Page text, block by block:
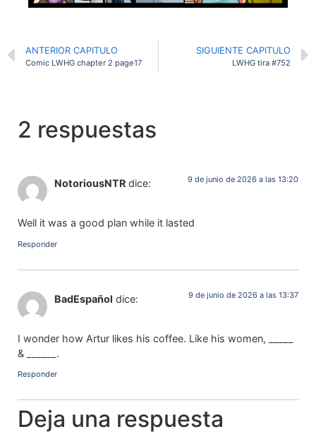
ANTERIOR CAPITULO
Comic LWHG chapter 2 page17
SIGUIENTE CAPITULO
LWHG tira #752
2 respuestas
NotoriousNTR dice: 9 de junio de 2026 a las 13:20
Well it was a good plan while it lasted
Responder
BadEspañol dice: 9 de junio de 2026 a las 13:37
I wonder how Artur likes his coffee. Like his women, _____
& ______.
Responder
Deja una respuesta